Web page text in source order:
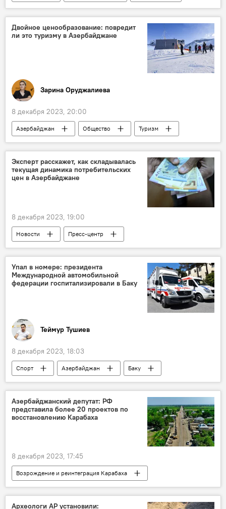
Армения
Политика
ООН
Климат
Конференция
Двойное ценообразование: повредит
ли это туризму в Азербайджане
Зарина Оруджалиева
8 декабря 2023, 20:00
Азербайджан Общество
Туризм
мнение
Цены
Эксперт расскажет, как складывалась
текущая динамика потребительских
цен в Азербайджане
8 декабря 2023, 19:00
Новости
Пресс-центр
Азербайджан
Экономика
индекс потребительских цен
Упал в номере: президента
Международной автомобильной
федерации госпитализировали в Баку
Теймур Тушиев
8 декабря 2023, 18:03
Спорт Азербайджан
Баку
Гонки
Международная автомобильная федерация (FIA)
Скорая помощь
Азербайджанский депутат: РФ
представила более 20 проектов по
восстановлению Карабаха
8 декабря 2023, 17:45
Возрождение и реинтеграция Карабаха
Азербайджан
Россия
Карабах
Милли Меджлис
Совет федерации РФ
Археологи АР установили: